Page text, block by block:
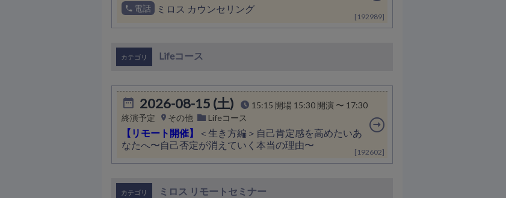
電話
ミロス カウンセリング
[192989]
Lifeコース
2026-08-15 (土)
15:15 開場 15:30 開演 〜 17:30
終演予定
その他 Lifeコース
【リモート開催】
＜生き方編＞自己肯定感を高めたいあ
なたへ〜自己否定が消えていく本当の理由〜
[192602]
ミロス リモートセミナー